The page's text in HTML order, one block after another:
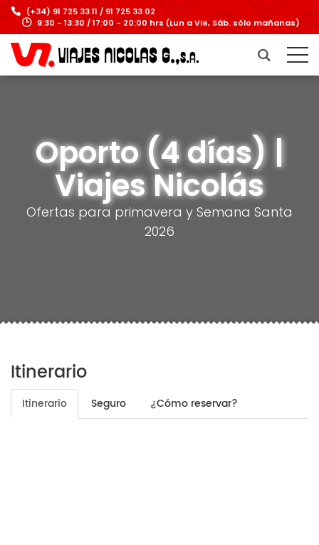
(+34) 91 725 33 11 / 91 725 33 02
9:30 - 13:30 / 17:00 - 20:00 hrs (Lun a Vie, Sáb. sólo mañanas)
Oporto (4 días) |
Viajes Nicolás
Ofertas para primavera y Semana Santa
2026
Itinerario
Itinerario Seguro ¿Cómo reservar?